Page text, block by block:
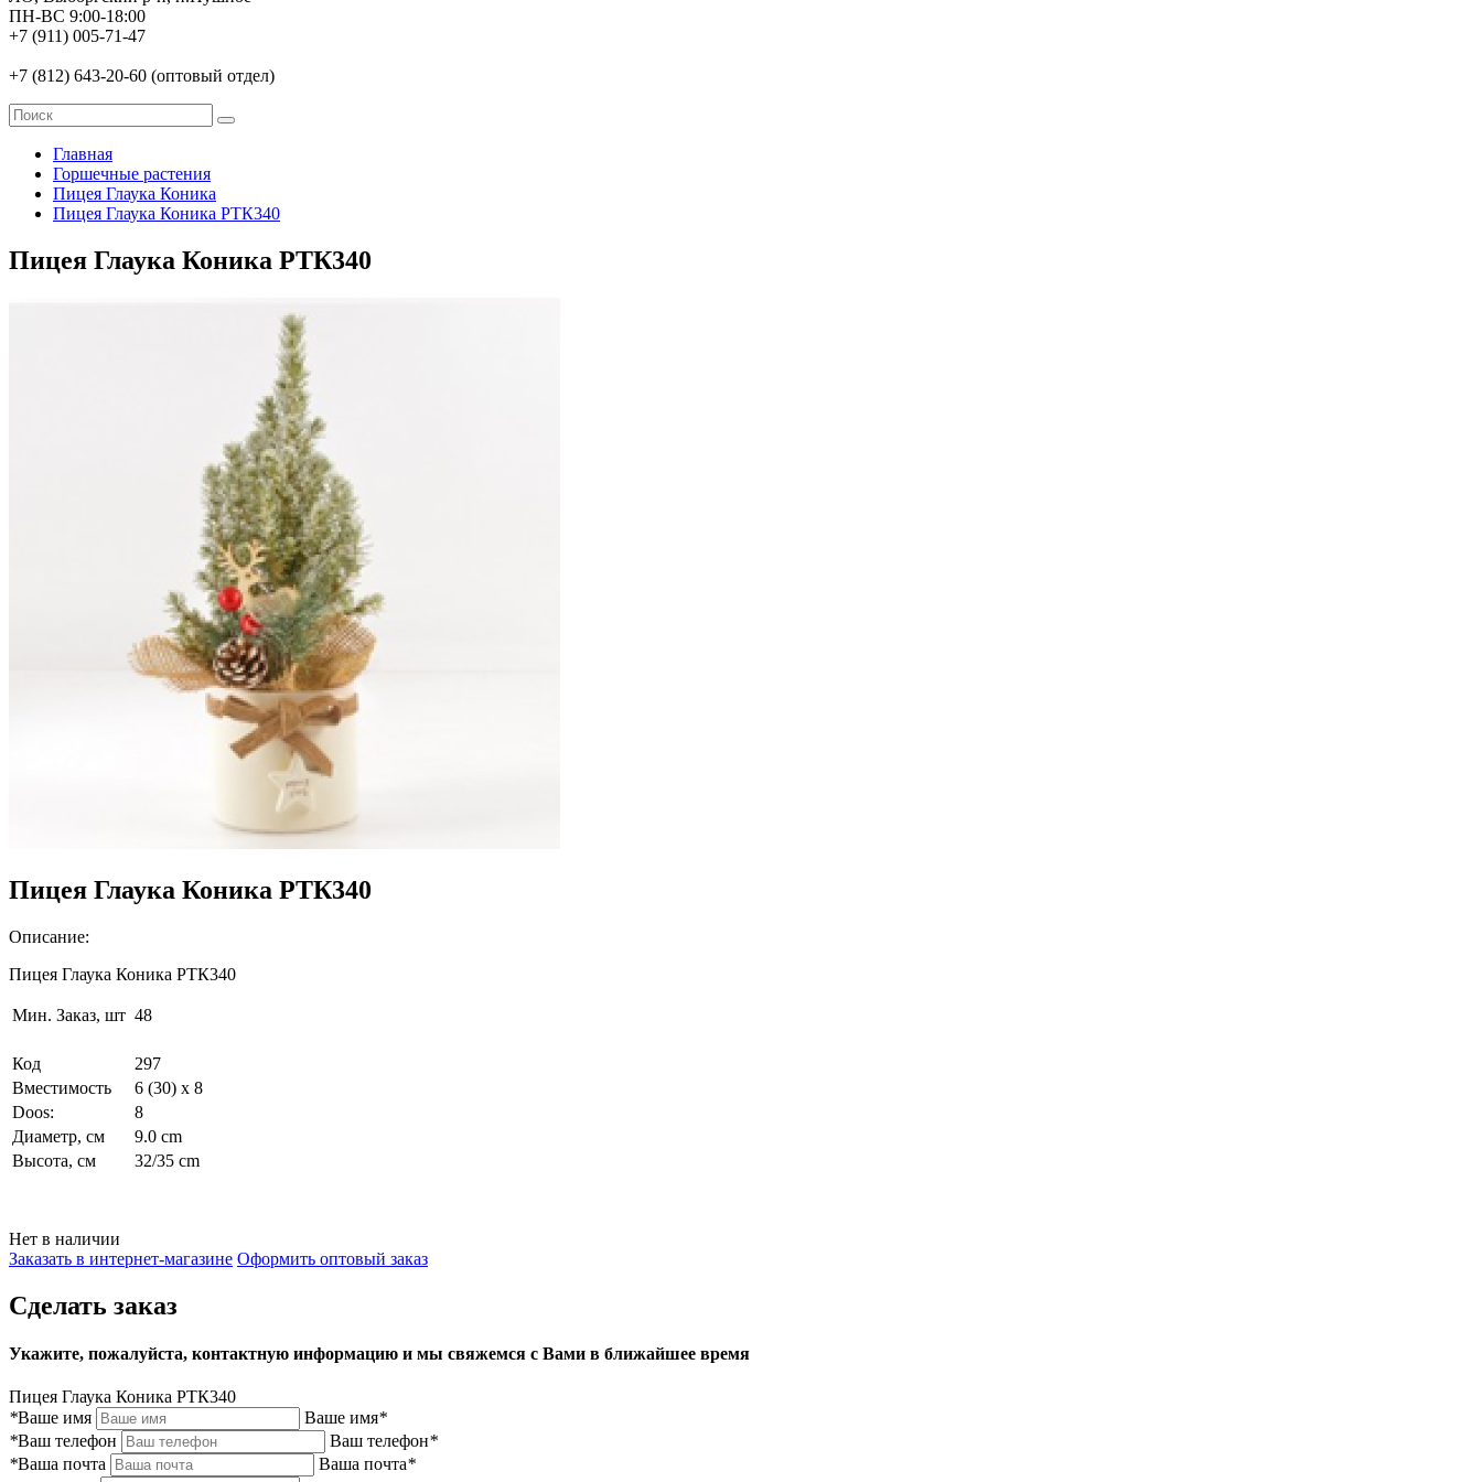
ПН-ВС 9:00-18:00
+7 (911) 005-71-47
+7 (812) 643-20-60 (оптовый отдел)
Главная
Горшечные растения
Пицея Глаука Коника
Пицея Глаука Коника РТК340
Пицея Глаука Коника РТК340
Пицея Глаука Коника РТК340
Описание:
Пицея Глаука Коника РТК340
Мин. Заказ, шт 48
Код
297
Вместимость
6 (30) x 8
Doos:
8
Диаметр, см
9.0 cm
Высота, см
32/35 cm
Нет в наличии
Заказать в интернет-магазине Оформить оптовый заказ
Сделать заказ
Укажите, пожалуйста, контактную информацию и мы свяжемся с Вами в ближайшее время
Пицея Глаука Коника РТК340
*Ваше имя Ваше имя*
*Ваш телефон Ваш телефон*
*Ваша почта Ваша почта*